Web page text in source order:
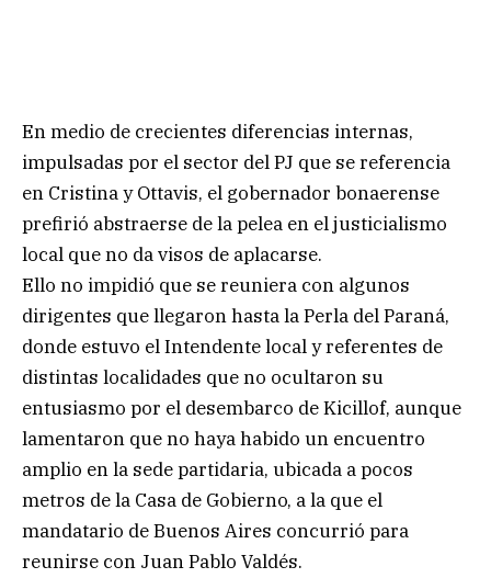
En medio de crecientes diferencias internas,
impulsadas por el sector del PJ que se referencia
en Cristina y Ottavis, el gobernador bonaerense
prefirió abstraerse de la pelea en el justicialismo
local que no da visos de aplacarse.
Ello no impidió que se reuniera con algunos
dirigentes que llegaron hasta la Perla del Paraná,
donde estuvo el Intendente local y referentes de
distintas localidades que no ocultaron su
entusiasmo por el desembarco de Kicillof, aunque
lamentaron que no haya habido un encuentro
amplio en la sede partidaria, ubicada a pocos
metros de la Casa de Gobierno, a la que el
mandatario de Buenos Aires concurrió para
reunirse con Juan Pablo Valdés.